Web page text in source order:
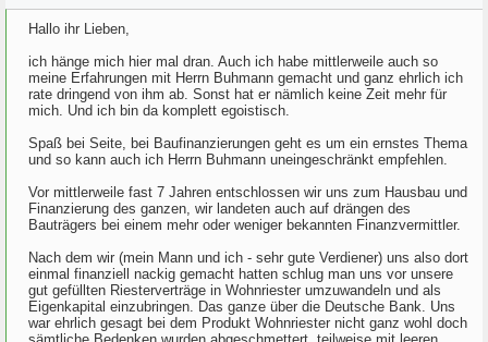
Hallo ihr Lieben,
ich hänge mich hier mal dran. Auch ich habe mittlerweile auch so
meine Erfahrungen mit Herrn Buhmann gemacht und ganz ehrlich ich
rate dringend von ihm ab. Sonst hat er nämlich keine Zeit mehr für
mich. Und ich bin da komplett egoistisch.
Spaß bei Seite, bei Baufinanzierungen geht es um ein ernstes Thema
und so kann auch ich Herrn Buhmann uneingeschränkt empfehlen.
Vor mittlerweile fast 7 Jahren entschlossen wir uns zum Hausbau und
Finanzierung des ganzen, wir landeten auch auf drängen des
Bauträgers bei einem mehr oder weniger bekannten Finanzvermittler.
Nach dem wir (mein Mann und ich - sehr gute Verdiener) uns also dort
einmal finanziell nackig gemacht hatten schlug man uns vor unsere
gut gefüllten Riesterverträge in Wohnriester umzuwandeln und als
Eigenkapital einzubringen. Das ganze über die Deutsche Bank. Uns
war ehrlich gesagt bei dem Produkt Wohnriester nicht ganz wohl doch